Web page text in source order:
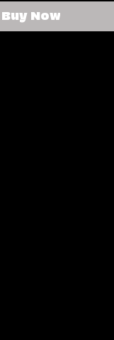
Buy Now